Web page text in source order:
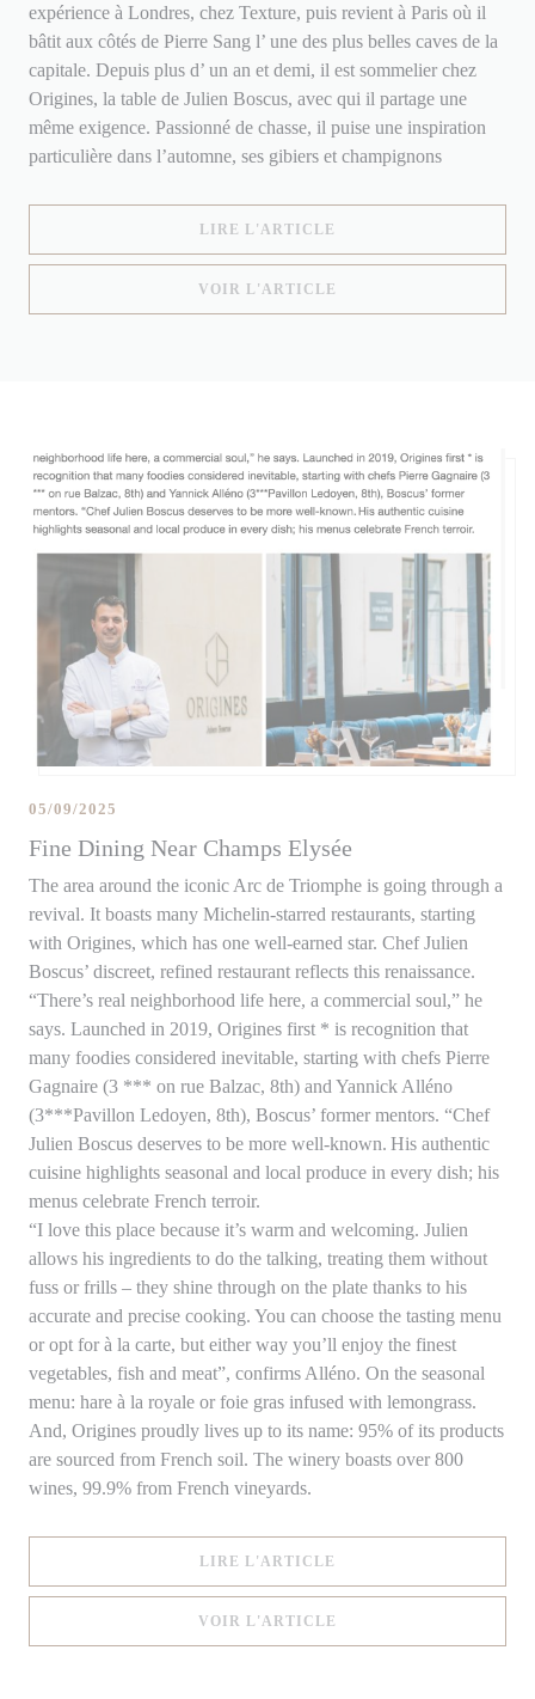
expérience à Londres, chez Texture, puis revient à Paris où il
bâtit aux côtés de Pierre Sang l’ une des plus belles caves de la
capitale. Depuis plus d’ un an et demi, il est sommelier chez
Origines, la table de Julien Boscus, avec qui il partage une
même exigence. Passionné de chasse, il puise une inspiration
particulière dans l’automne, ses gibiers et champignons
LIRE L'ARTICLE
VOIR L'ARTICLE
Fine Dining Near Champs Elysée
05/09/2025
The area around the iconic Arc de Triomphe is going through a
revival. It boasts many Michelin-starred restaurants, starting
with Origines, which has one well-earned star. Chef Julien
Boscus’ discreet, refined restaurant reflects this renaissance.
“There’s real neighborhood life here, a commercial soul,” he
says. Launched in 2019, Origines first * is recognition that
many foodies considered inevitable, starting with chefs Pierre
Gagnaire (3 *** on rue Balzac, 8th) and Yannick Alléno
(3***Pavillon Ledoyen, 8th), Boscus’ former mentors. “Chef
Julien Boscus deserves to be more well-known. His authentic
cuisine highlights seasonal and local produce in every dish; his
menus celebrate French terroir.
“I love this place because it’s warm and welcoming. Julien
allows his ingredients to do the talking, treating them without
fuss or frills – they shine through on the plate thanks to his
accurate and precise cooking. You can choose the tasting menu
or opt for à la carte, but either way you’ll enjoy the finest
vegetables, fish and meat”, confirms Alléno. On the seasonal
menu: hare à la royale or foie gras infused with lemongrass.
And, Origines proudly lives up to its name: 95% of its products
are sourced from French soil. The winery boasts over 800
wines, 99.9% from French vineyards.
LIRE L'ARTICLE
VOIR L'ARTICLE